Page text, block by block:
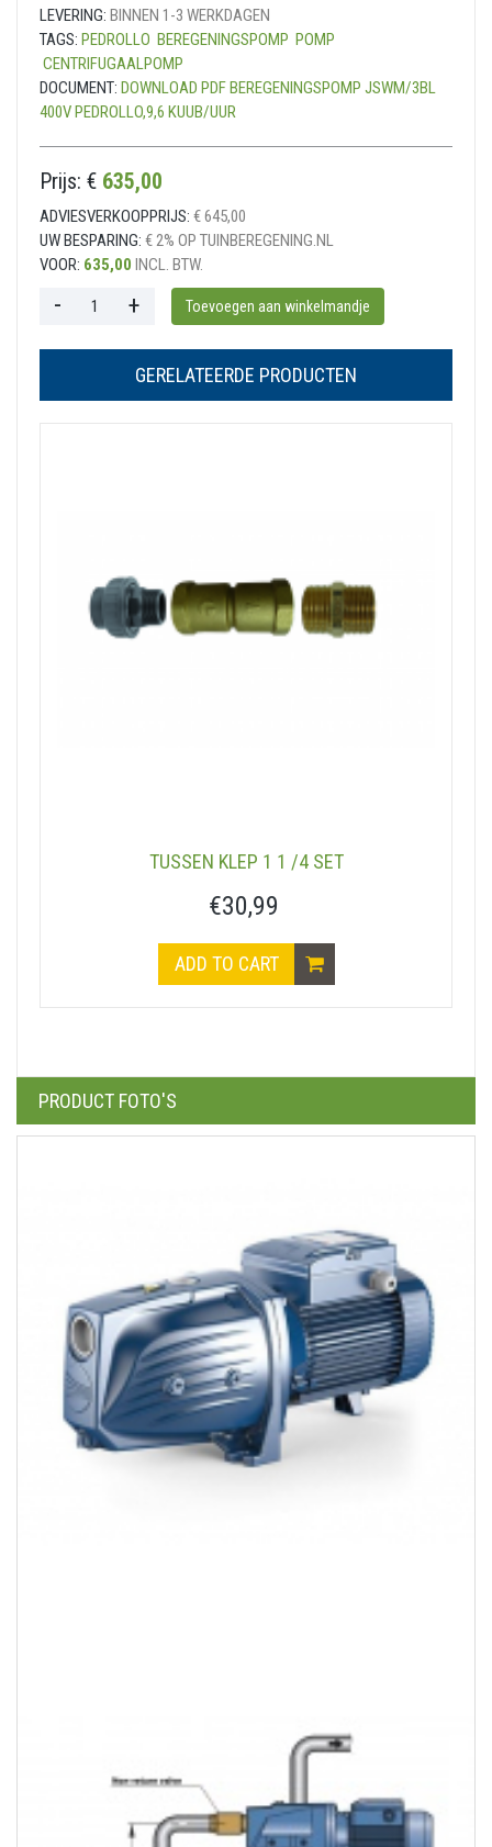
LEVERING: BINNEN 1-3 WERKDAGEN
TAGS: PEDROLLO BEREGENINGSPOMP POMP
CENTRIFUGAALPOMP
DOCUMENT: DOWNLOAD PDF BEREGENINGSPOMP JSWM/3BL
400V PEDROLLO,9,6 KUUB/UUR
Prijs: € 635,00
ADVIESVERKOOPPRIJS: € 645,00
UW BESPARING: € 2% OP TUINBEREGENING.NL
VOOR: 635,00 INCL. BTW.
GERELATEERDE PRODUCTEN
TUSSEN KLEP 1 1 /4 SET
€30,99
ADD TO CART
PRODUCT FOTO'S